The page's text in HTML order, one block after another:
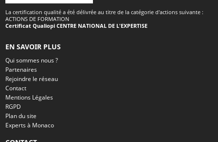
La certification qualité a été délivrée au titre de la catégorie d'actions suivante :
ACTIONS DE FORMATION
Certificat Qualiopi CENTRE NATIONAL DE L'EXPERTISE
EN SAVOIR PLUS
Qui sommes nous ?
Partenaires
Rejoindre le réseau
Contact
Mentions Légales
RGPD
Plan du site
Experts à Monaco